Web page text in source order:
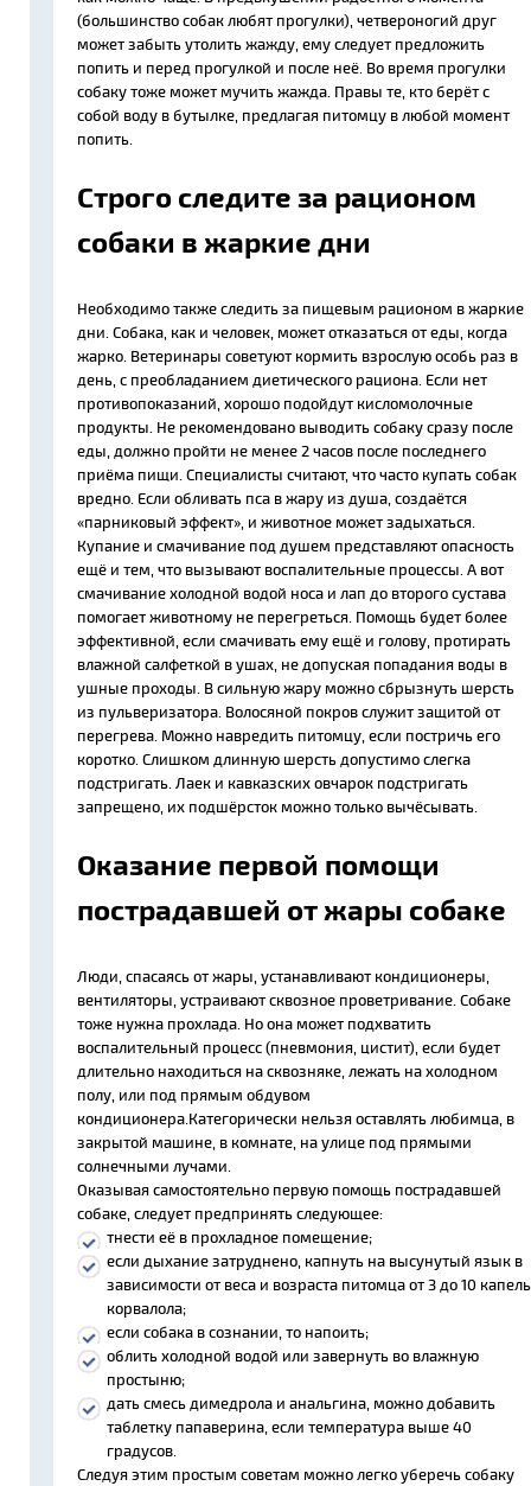
(большинство собак любят прогулки), четвероногий друг
может забыть утолить жажду, ему следует предложить
попить и перед прогулкой и после неё. Во время прогулки
собаку тоже может мучить жажда. Правы те, кто берёт с
собой воду в бутылке, предлагая питомцу в любой момент
попить.
Строго следите за рационом
собаки в жаркие дни
Необходимо также следить за пищевым рационом в жаркие
дни. Собака, как и человек, может отказаться от еды, когда
жарко. Ветеринары советуют кормить взрослую особь раз в
день, с преобладанием диетического рациона. Если нет
противопоказаний, хорошо подойдут кисломолочные
продукты. Не рекомендовано выводить собаку сразу после
еды, должно пройти не менее 2 часов после последнего
приёма пищи. Специалисты считают, что часто купать собак
вредно. Если обливать пса в жару из душа, создаётся
«парниковый эффект», и животное может задыхаться.
Купание и смачивание под душем представляют опасность
ещё и тем, что вызывают воспалительные процессы. А вот
смачивание холодной водой носа и лап до второго сустава
помогает животному не перегреться. Помощь будет более
эффективной, если смачивать ему ещё и голову, протирать
влажной салфеткой в ушах, не допуская попадания воды в
ушные проходы. В сильную жару можно сбрызнуть шерсть
из пульверизатора. Волосяной покров служит защитой от
перегрева. Можно навредить питомцу, если постричь его
коротко. Слишком длинную шерсть допустимо слегка
подстригать. Лаек и кавказских овчарок подстригать
запрещено, их подшёрсток можно только вычёсывать.
Оказание первой помощи
пострадавшей от жары собаке
Люди, спасаясь от жары, устанавливают кондиционеры,
вентиляторы, устраивают сквозное проветривание. Собаке
тоже нужна прохлада. Но она может подхватить
воспалительный процесс (пневмония, цистит), если будет
длительно находиться на сквозняке, лежать на холодном
полу, или под прямым обдувом
кондиционера.Категорически нельзя оставлять любимца, в
закрытой машине, в комнате, на улице под прямыми
солнечными лучами.
Оказывая самостоятельно первую помощь пострадавшей
собаке, следует предпринять следующее:
тнести её в прохладное помещение;
если дыхание затруднено, капнуть на высунутый язык в
зависимости от веса и возраста питомца от 3 до 10 капель
корвалола;
если собака в сознании, то напоить;
облить холодной водой или завернуть во влажную
простыню;
дать смесь димедрола и анальгина, можно добавить
таблетку папаверина, если температура выше 40
градусов.
Следуя этим простым советам можно легко уберечь собаку